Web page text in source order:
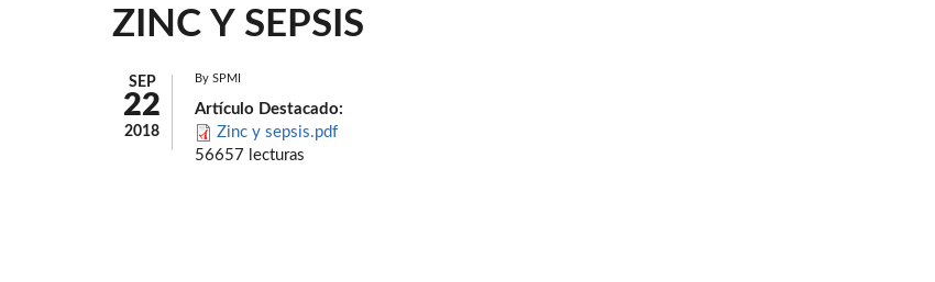
ZINC Y SEPSIS
SEP
22
2018
By SPMI
Artículo Destacado:
Zinc y sepsis.pdf
56657 lecturas